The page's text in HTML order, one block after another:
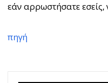
εάν αρρωστήσατε εσείς,
πηγή